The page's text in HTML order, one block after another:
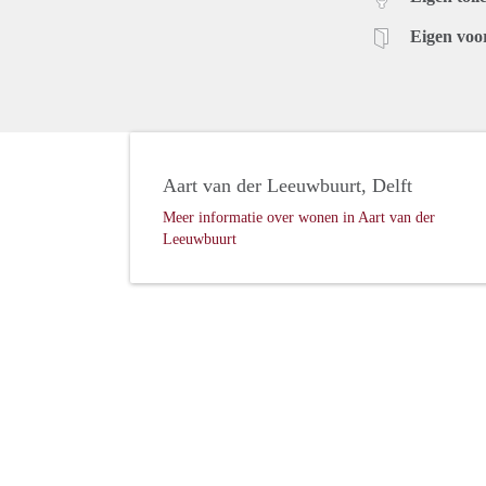
Eigen
Aart van der Leeuwbuurt, Delft
Meer informatie over wonen in Aart van der
Leeuwbuurt